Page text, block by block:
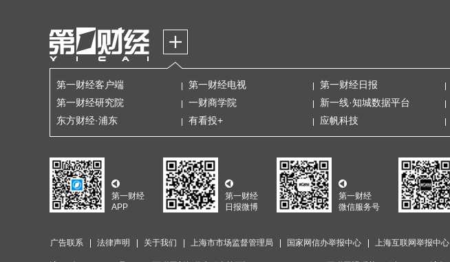
第一财经客户端 第一财经电视 第一财经日报
第一财经研究院
一财商学院 新一线·知城数据平台
东方财经·浦东
有看投+ 应帆科技
第一财经
APP
第一财经
日报微博
第一财经
微信服务号
广告联系 法律声明 关于我们 上海市市场监督管理局 国家网信办举报中心 上海互联网举报中心